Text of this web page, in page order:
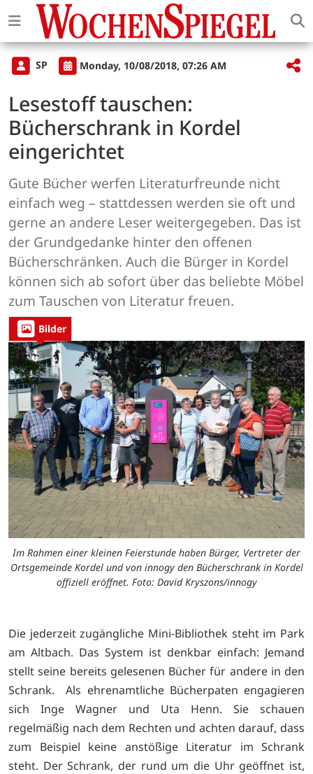
SP Monday, 10/08/2018, 07:26 AM
Lesestoff tauschen:
Bücherschrank in Kordel
eingerichtet
Gute Bücher werfen Literaturfreunde nicht
einfach weg – stattdessen werden sie oft und
gerne an andere Leser weitergegeben. Das ist
der Grundgedanke hinter den offenen
Bücherschränken. Auch die Bürger in Kordel
können sich ab sofort über das beliebte Möbel
zum Tauschen von Literatur freuen.
Bilder
Im Rahmen einer kleinen Feierstunde haben Bürger, Vertreter der
Ortsgemeinde Kordel und von innogy den Bücherschrank in Kordel
offiziell eröffnet. Foto: David Kryszons/innogy
Die jederzeit zugängliche Mini-Bibliothek steht im Park
am Altbach. Das System ist denkbar einfach: Jemand
stellt seine bereits gelesenen Bücher für andere in den
Schrank. Als ehrenamtliche Bücherpaten engagieren
sich Inge Wagner und Uta Henn. Sie schauen
regelmäßig nach dem Rechten und achten darauf, dass
zum Beispiel keine anstößige Literatur im Schrank
steht. Der Schrank, der rund um die Uhr geöffnet ist,